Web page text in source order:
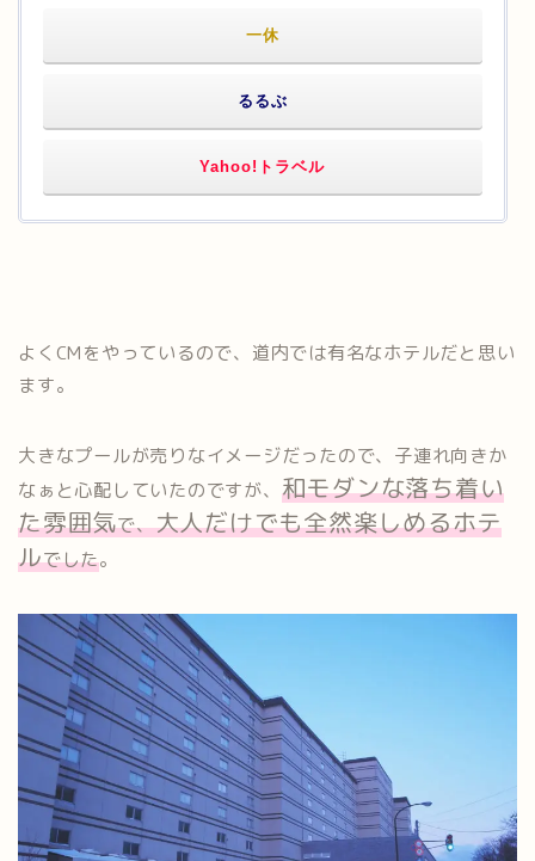
一休
るるぶ
Yahoo!トラベル
よくCMをやっているので、道内では有名なホテルだと思い
ます。
大きなプールが売りなイメージだったので、子連れ向きか
なぁと心配していたのですが、 和モダンな落ち着い
た雰囲気で、大人だけでも全然楽しめるホテ
ルでした。